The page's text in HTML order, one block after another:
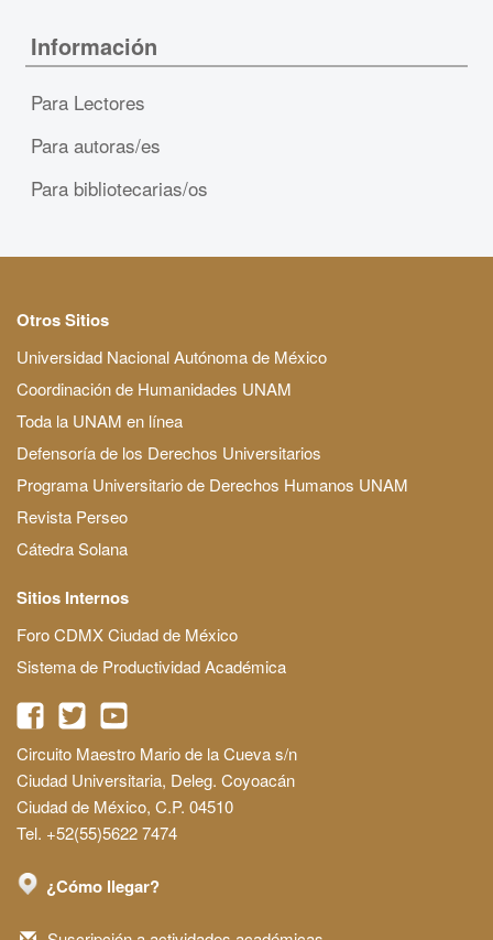
Información
Para Lectores
Para autoras/es
Para bibliotecarias/os
Otros Sitios
Universidad Nacional Autónoma de México
Coordinación de Humanidades UNAM
Toda la UNAM en línea
Defensoría de los Derechos Universitarios
Programa Universitario de Derechos Humanos UNAM
Revista Perseo
Cátedra Solana
Sitios Internos
Foro CDMX Ciudad de México
Sistema de Productividad Académica
Circuito Maestro Mario de la Cueva s/n
Ciudad Universitaria, Deleg. Coyoacán
Ciudad de México, C.P. 04510
Tel. +52(55)5622 7474
¿Cómo llegar?